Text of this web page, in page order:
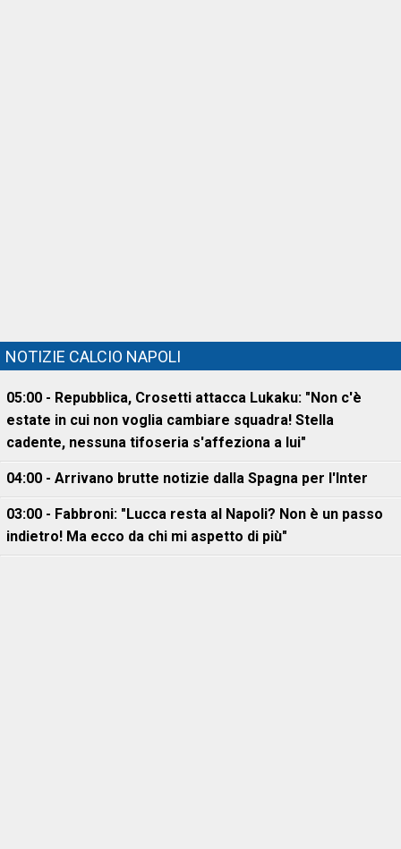
NOTIZIE CALCIO NAPOLI
05:00 - Repubblica, Crosetti attacca Lukaku: "Non c'è
estate in cui non voglia cambiare squadra! Stella
cadente, nessuna tifoseria s'affeziona a lui"
04:00 - Arrivano brutte notizie dalla Spagna per l'Inter
03:00 - Fabbroni: "Lucca resta al Napoli? Non è un passo
indietro! Ma ecco da chi mi aspetto di più"